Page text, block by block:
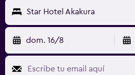
Star Hotel Akakura
dom. 16/8